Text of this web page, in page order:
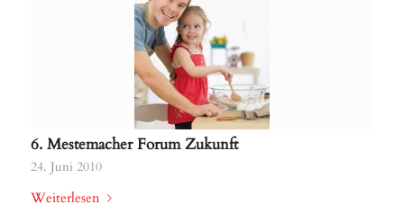
6. Mestemacher Forum Zukunft
24. Juni 2010
Weiterlesen